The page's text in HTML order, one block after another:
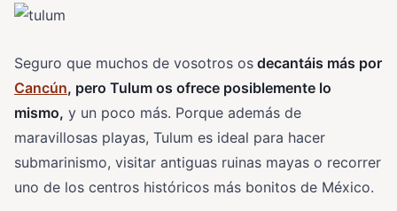
Seguro que muchos de vosotros os decantáis más por
Cancún, pero Tulum os ofrece posiblemente lo
mismo, y un poco más. Porque además de
maravillosas playas, Tulum es ideal para hacer
submarinismo, visitar antiguas ruinas mayas o recorrer
uno de los centros históricos más bonitos de México.